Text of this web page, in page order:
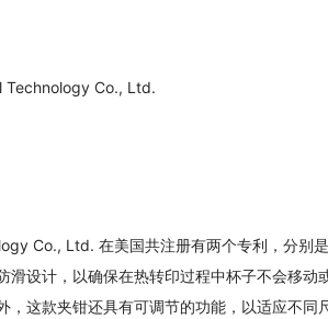
Technology Co., Ltd.
Co., Ltd. 在美国共注册有两个专利，分别
设计，以确保在热转印过程中杯子不会移动
，这款夹钳还具有可调节的功能，以适应不同